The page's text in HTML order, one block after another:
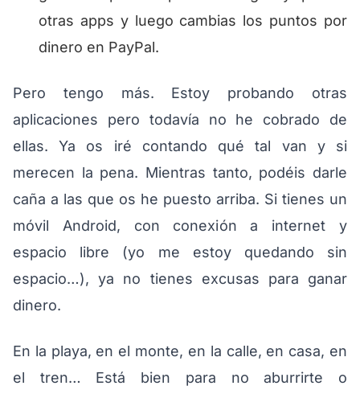
otras apps y luego cambias los puntos por
dinero en PayPal.
Pero tengo más. Estoy probando otras
aplicaciones pero todavía no he cobrado de
ellas. Ya os iré contando qué tal van y si
merecen la pena. Mientras tanto, podéis darle
caña a las que os he puesto arriba. Si tienes un
móvil Android, con conexión a internet y
espacio libre (yo me estoy quedando sin
espacio…), ya no tienes excusas para ganar
dinero.
En la playa, en el monte, en la calle, en casa, en
el tren… Está bien para no aburrirte o